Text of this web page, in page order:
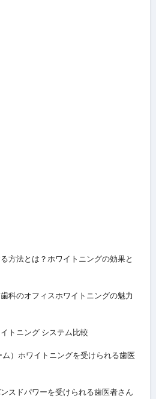
方法とは？ホワイトニングの効果と
科のオフィスホワイトニングの魅力
トニング システム比較
）ホワイトニングを受けられる歯医
スドパワーを受けられる歯医者さん